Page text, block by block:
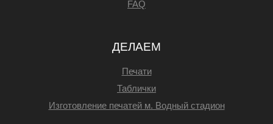
FAQ
ДЕЛАЕМ
Печати
Таблички
Изготовление печатей м. Водный стадион